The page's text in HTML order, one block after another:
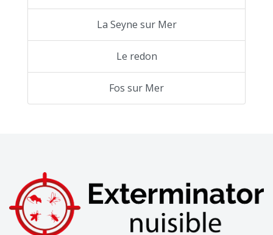
La Seyne sur Mer
Le redon
Fos sur Mer